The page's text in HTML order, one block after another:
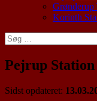
Korinth
Søg
efter:
Pejrup Station
Sidst opdateret: